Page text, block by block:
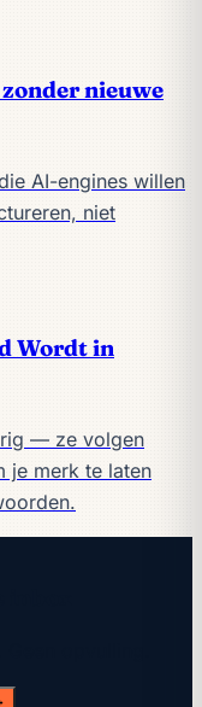
nieuwe
AI-engines willen
niet
Wordt in
— ze volgen
je merk te laten